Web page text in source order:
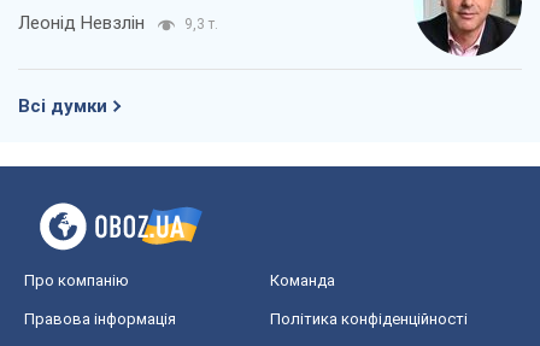
Леонід Невзлін 9,3 т.
Всі думки
Про компанію Команда
Правова інформація Політика конфіденційності